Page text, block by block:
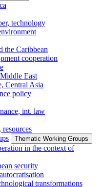
technology
the Caribbean
cooperation
East
Central Asia
policy
int. law
resources
Thematic Working Groups
in the context of
security
transformations